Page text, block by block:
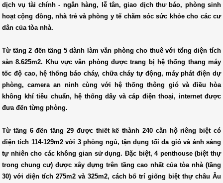
dịch vụ tài chính - ngân hàng, lễ tân, giao dịch thư báo, phòng sinh
hoạt cộng đồng, nhà trẻ và phòng y tế chăm sóc sức khỏe cho các cư
dân của tòa nhà.
Từ tầng 2 đến tầng 5 dành làm văn phòng cho thuê với tổng diện tích
sàn 8.625m2. Khu vực văn phòng được trang bị hệ thống thang máy
tốc độ cao, hệ thống báo cháy, chữa cháy tự động, máy phát điện dự
phòng, camera an ninh cùng với hệ thống thông gió và điều hòa
không khí tiêu chuẩn, hệ thống dây và cáp điện thoại, internet được
đưa đến từng phòng.
Từ tầng 6 đến tầng 29 được thiết kế thành 240 căn hộ riêng biệt có
diện tích 114-129m2 với 3 phòng ngủ, tận dụng tối đa gió và ánh sáng
tự nhiên cho các không gian sử dụng. Đặc biệt, 4 penthouse (biệt thự
trong chung cư) được xây dựng trên tầng cao nhất của tòa nhà (tầng
30) với diện tích 275m2 và 325m2, cách bố trí giống biệt thự châu Âu